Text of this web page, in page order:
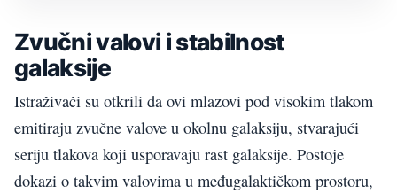
Zvučni valovi i stabilnost
galaksije
Istraživači su otkrili da ovi mlazovi pod visokim tlakom
emitiraju zvučne valove u okolnu galaksiju, stvarajući
seriju tlakova koji usporavaju rast galaksije. Postoje
dokazi o takvim valovima u međugalaktičkom prostoru,